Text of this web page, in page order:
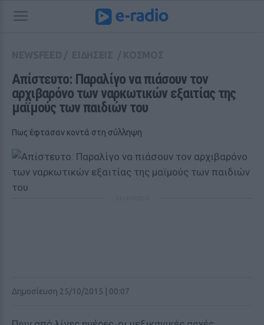
Απίστευτο: Παραλίγο να πιάσουν τον
αρχιβαρόνο των ναρκωτικών εξαιτίας της
μαϊμούς των παιδιών του
Πως έφτασαν κοντά στη σύλληψη
Δημοσίευση 25/10/2015 | 00:07